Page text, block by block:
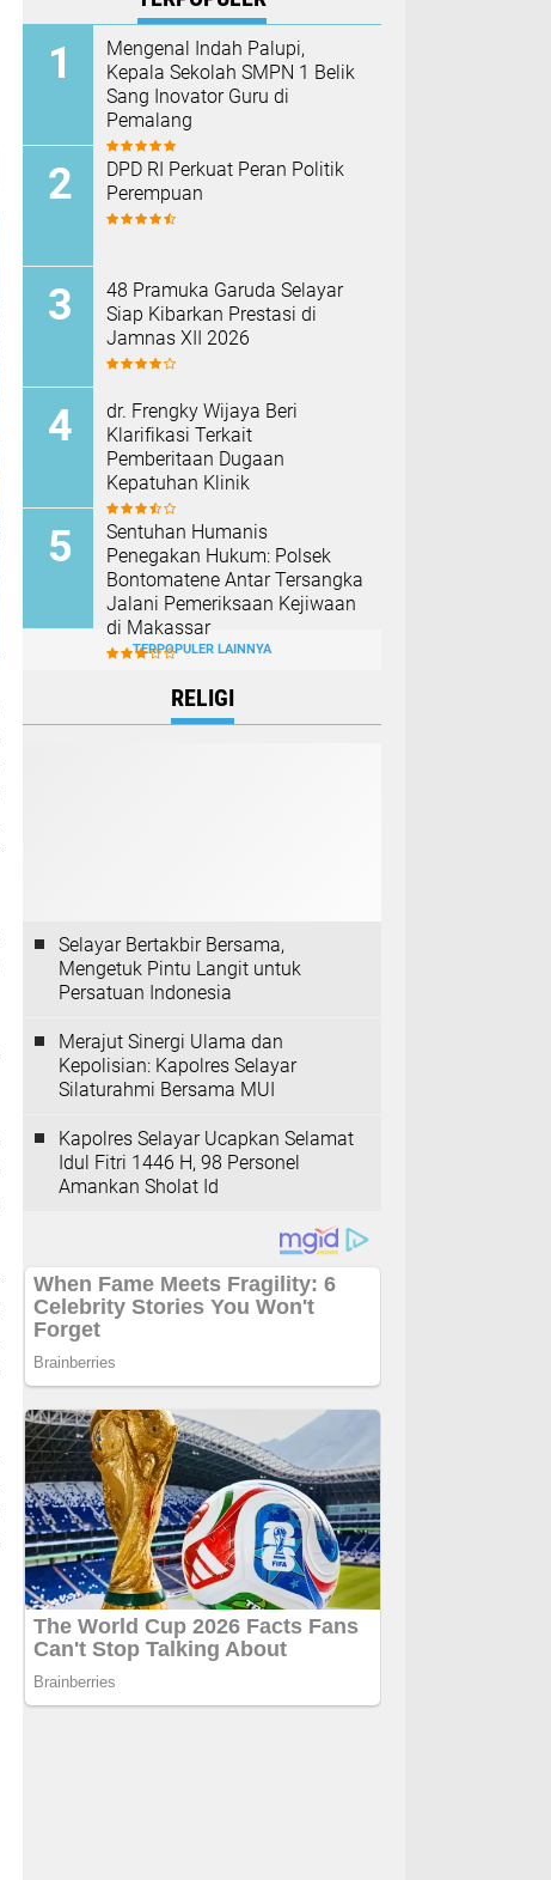
Mengenal Indah Palupi,
Kepala Sekolah SMPN 1 Belik
Sang Inovator Guru di
Pemalang
DPD RI Perkuat Peran Politik
Perempuan
48 Pramuka Garuda Selayar
Siap Kibarkan Prestasi di
Jamnas XII 2026
dr. Frengky Wijaya Beri
Klarifikasi Terkait
Pemberitaan Dugaan
Kepatuhan Klinik
Sentuhan Humanis
Penegakan Hukum: Polsek
Bontomatene Antar Tersangka
Jalani Pemeriksaan Kejiwaan
di Makassar
TERPOPULER LAINNYA
RELIGI
Selayar Bertakbir Bersama,
Mengetuk Pintu Langit untuk
Persatuan Indonesia
Merajut Sinergi Ulama dan
Kepolisian: Kapolres Selayar
Silaturahmi Bersama MUI
Kapolres Selayar Ucapkan Selamat
Idul Fitri 1446 H, 98 Personel
Amankan Sholat Id